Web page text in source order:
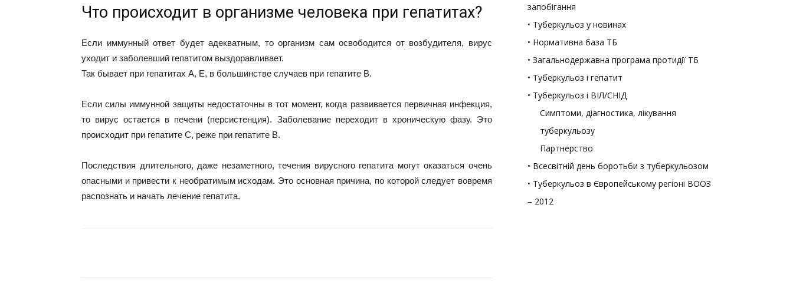
Что происходит в организме человека при гепатитах?
Если иммунный ответ будет адекватным, то организм сам освободится от возбудителя, вирус
уходит и заболевший гепатитом выздоравливает.
Так бывает при гепатитах А, Е, в большинстве случаев при гепатите В.
Если силы иммунной защиты недостаточны в тот момент, когда развивается первичная инфекция,
то вирус остается в печени (персистенция). Заболевание переходит в хроническую фазу. Это
происходит при гепатите C, реже при гепатите B.
Последствия длительного, даже незаметного, течения вирусного гепатита могут оказаться очень
опасными и привести к необратимым исходам. Это основная причина, по которой следует вовремя
распознать и начать лечение гепатита.
запобігання
• Туберкульоз у новинах
• Нормативна база ТБ
• Загальнодержавна програма протидії ТБ
• Туберкульоз і гепатит
• Туберкульоз і ВІЛ/СНІД
Симптоми, діагностика, лікування
туберкульозу
Партнерство
• Всесвітній день боротьби з туберкульозом
• Туберкульоз в Європейському регіоні ВООЗ
– 2012